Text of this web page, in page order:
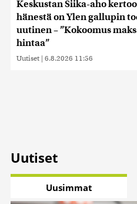
Keskustan Siika-aho
hänestä on Ylen gallupin
uutinen – ”Kokoomus
hintaa”
Uutiset | 6.8.2026 11:56
Uutiset
Uusimmat